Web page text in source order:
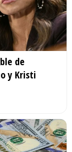
de
y Kristi